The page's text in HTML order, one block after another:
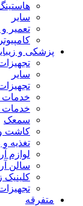
سایر
تعمیر و
پزشکی و
سایر
خدمات
خدمات
سمعک
کاشت
تغذیه
لوازم
سالن
کلینیک
متفرقه